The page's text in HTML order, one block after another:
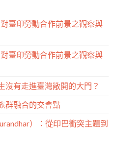
臺印勞動合作前景之觀察與
臺印勞動合作前景之觀察與
沒有走進臺灣敞開的大門？
群融合的交會點
）：從印巴衝突主題到